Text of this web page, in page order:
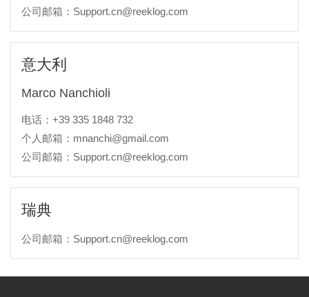
公司邮箱：Support.cn@reeklog.com
意大利
Marco Nanchioli
电话：+39 335 1848 732
个人邮箱：mnanchi@gmail.com
公司邮箱：Support.cn@reeklog.com
瑞典
公司邮箱：Support.cn@reeklog.com